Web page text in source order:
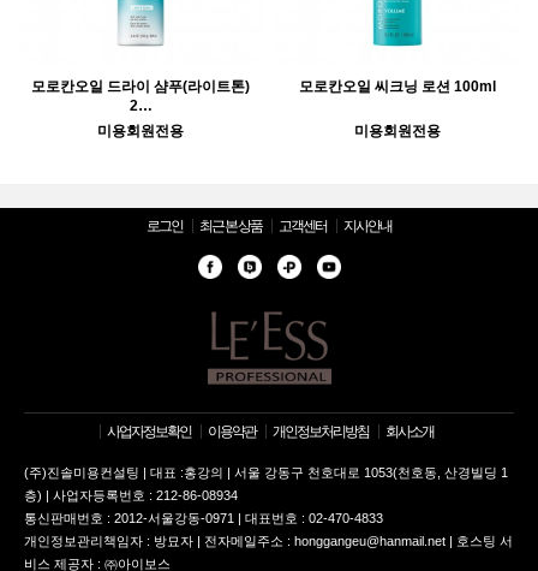
모로칸오일 드라이 샴푸(라이트톤)
2…
미용회원전용
모로칸오일 씨크닝 로션 100ml
미용회원전용
로그인 최근 본 상품 고객센터 지사안내
사업자정보확인 이용약관 개인정보처리방침 회사소개
(주)진솔미용컨설팅 | 대표 :홍강의 | 서울 강동구 천호대로 1053(천호동, 산경빌딩 1
층) | 사업자등록번호 : 212-86-08934
통신판매번호 : 2012-서울강동-0971 | 대표번호 : 02-470-4833
개인정보관리책임자 : 방묘자 | 전자메일주소 : honggangeu@hanmail.net | 호스팅 서
비스 제공자 : ㈜아이보스